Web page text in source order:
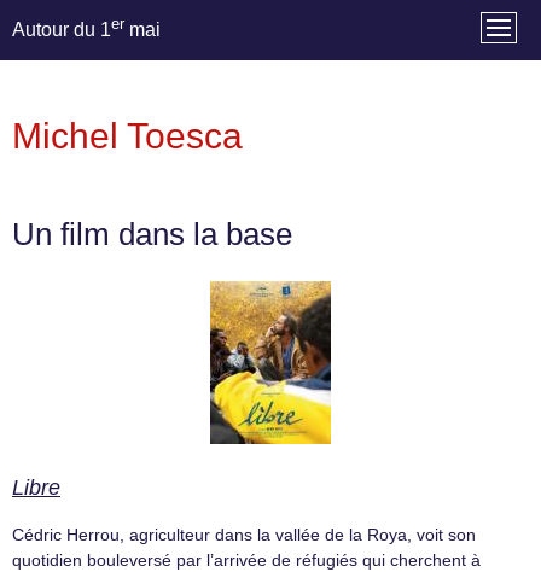
Autour du 1er mai
Michel Toesca
Un film dans la base
Libre
Cédric Herrou, agriculteur dans la vallée de la Roya, voit son
quotidien bouleversé par l’arrivée de réfugiés qui cherchent à